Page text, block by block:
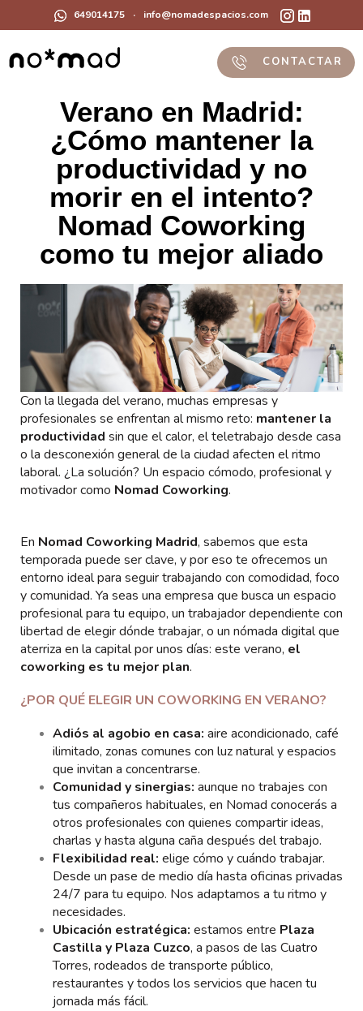
649014175 · info@nomadespacios.com
CONTACTAR
Verano en Madrid:
¿Cómo mantener la
productividad y no
morir en el intento?
Nomad Coworking
como tu mejor aliado
Con la llegada del verano, muchas empresas y
profesionales se enfrentan al mismo reto: mantener la
productividad sin que el calor, el teletrabajo desde casa
o la desconexión general de la ciudad afecten el ritmo
laboral. ¿La solución? Un espacio cómodo, profesional y
motivador como Nomad Coworking.
En Nomad Coworking Madrid, sabemos que esta
temporada puede ser clave, y por eso te ofrecemos un
entorno ideal para seguir trabajando con comodidad, foco
y comunidad. Ya seas una empresa que busca un espacio
profesional para tu equipo, un trabajador dependiente con
libertad de elegir dónde trabajar, o un nómada digital que
aterriza en la capital por unos días: este verano, el
coworking es tu mejor plan.
¿POR QUÉ ELEGIR UN COWORKING EN VERANO?
Adiós al agobio en casa: aire acondicionado, café
ilimitado, zonas comunes con luz natural y espacios
que invitan a concentrarse.
Comunidad y sinergias: aunque no trabajes con
tus compañeros habituales, en Nomad conocerás a
otros profesionales con quienes compartir ideas,
charlas y hasta alguna caña después del trabajo.
Flexibilidad real: elige cómo y cuándo trabajar.
Desde un pase de medio día hasta oficinas privadas
24/7 para tu equipo. Nos adaptamos a tu ritmo y
necesidades.
Ubicación estratégica: estamos entre Plaza
Castilla y Plaza Cuzco, a pasos de las Cuatro
Torres, rodeados de transporte público,
restaurantes y todos los servicios que hacen tu
jornada más fácil.